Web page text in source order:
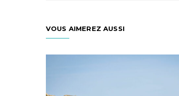
VOUS AIMEREZ AUSSI